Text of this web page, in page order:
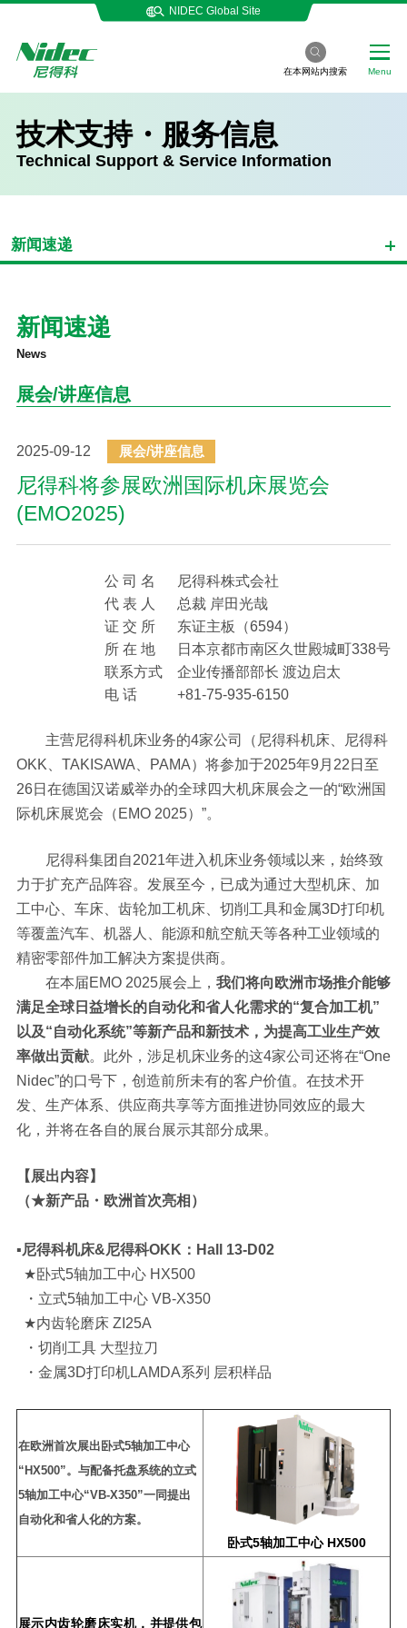
NIDEC Global Site
在本网站内搜索 Menu
技术支持・服务信息
Technical Support & Service Information
新闻速递
新闻速递
News
展会/讲座信息
2025-09-12 展会/讲座信息
尼得科将参展欧洲国际机床展览会
(EMO2025)
公 司 名
尼得科株式会社
代 表 人
总裁 岸田光哉
证 交 所
东证主板（6594）
所 在 地
日本京都市南区久世殿城町338号
联系方式
企业传播部部长 渡边启太
电 话
+81-75-935-6150
主营尼得科机床业务的4家公司（尼得科机床、尼得科
OKK、TAKISAWA、PAMA）将参加于2025年9月22日至
26日在德国汉诺威举办的全球四大机床展会之一的“欧洲国
际机床展览会（EMO 2025）”。
尼得科集团自2021年进入机床业务领域以来，始终致
力于扩充产品阵容。发展至今，已成为通过大型机床、加
工中心、车床、齿轮加工机床、切削工具和金属3D打印机
等覆盖汽车、机器人、能源和航空航天等各种工业领域的
精密零部件加工解决方案提供商。
在本届EMO 2025展会上， 我们将向欧洲市场推介能够
满足全球日益增长的自动化和省人化需求的“复合加工机”
以及“自动化系统”等新产品和新技术，为提高工业生产效
率做出贡献。此外，涉足机床业务的这4家公司还将在“One
Nidec”的口号下，创造前所未有的客户价值。在技术开
发、生产体系、供应商共享等方面推进协同效应的最大
化，并将在各自的展台展示其部分成果。
【展出内容】
（★新产品・欧洲首次亮相）
▪️尼得科机床&尼得科OKK：Hall 13-D02
★卧式5轴加工中心 HX500
・立式5轴加工中心 VB-X350
★内齿轮磨床 ZI25A
・切削工具 大型拉刀
・金属3D打印机LAMDA系列 层积样品
在欧洲首次展出卧式5轴加工中心
“HX500”。与配备托盘系统的立式
5轴加工中心“VB-X350”一同提出
自动化和省人化的方案。
卧式5轴加工中心 HX500
展示内齿轮磨床实机，并提供包